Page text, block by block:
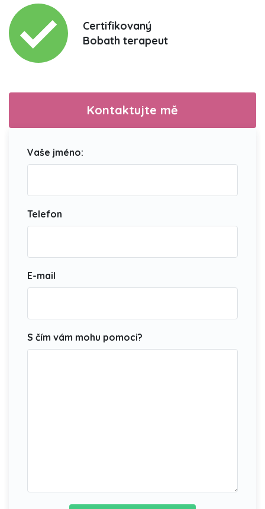
Certifikovaný
Bobath terapeut
Kontaktujte mě
Vaše jméno:
Telefon
E-mail
S čím vám mohu pomoci?